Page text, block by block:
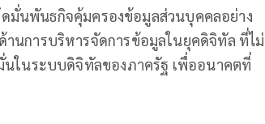
ดมั่นพันธกิจคุ้มครองข้อมูลส่วนบุคคลอย่าง
นการบริหารจัดการข้อมูลในยุคดิจิทัล ที่ไม่
นในระบบดิจิทัลของภาครัฐ เพื่ออนาคตที่